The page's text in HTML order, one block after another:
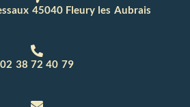
45040 Fleury les Aubrais
02 38 72 40 79